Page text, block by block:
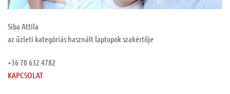
Siba Attila
az üzleti kategóriás használt laptopok szakértője
+36 70 632 4782
KAPCSOLAT